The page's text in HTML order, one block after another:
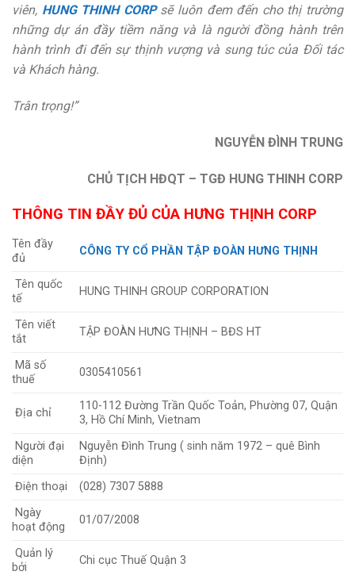
viên, HUNG THINH CORPsẽ luôn đem đến cho thị trường
những dự án đầy tiềm năng và là người đồng hành trên
hành trình đi đến sự thịnh vượng và sung túc của Đối tác
và Khách hàng.
Trân trọng!”
NGUYỄN ĐÌNH TRUNG
CHỦ TỊCH HĐQT – TGĐ HUNG THINH CORP
THÔNG TIN ĐẦY ĐỦ CỦA HƯNG THỊNH CORP
Tên đầy
đủ
CÔNG TY CỔ PHẦN TẬP ĐOÀN HƯNG THỊNH
Tên quốc
tế
HUNG THINH GROUP CORPORATION
Tên viết
tắt
TẬP ĐOÀN HƯNG THỊNH – BĐS HT
Mã số
thuế
0305410561
Địa chỉ
110-112 Đường Trần Quốc Toản, Phường 07, Quận
3, Hồ Chí Minh, Vietnam
Người đại
diện
Nguyễn Đình Trung ( sinh năm 1972 – quê Bình
Định)
Điện thoại
(028) 7307 5888
Ngày
hoạt động
01/07/2008
Quản lý
bởi
Chi cục Thuế Quận 3